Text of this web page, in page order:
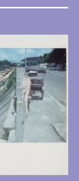
村的 延伸社
普拉沃圖在復
對印尼建築界
災民協力進行
就是其中一例
建築師作品項
拉沃圖項目